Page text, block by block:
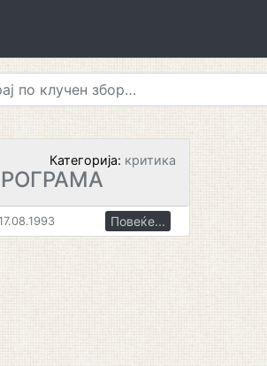
Категорија: критика
Повеќе...